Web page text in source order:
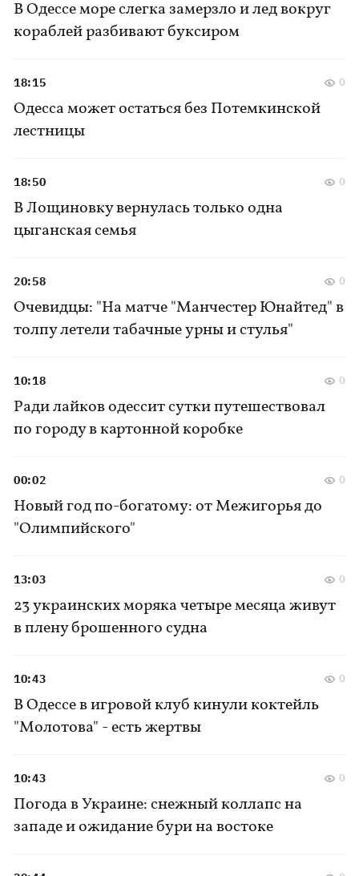
В Одессе море слегка замерзло и лед вокруг
кораблей разбивают буксиром
Одесса может остаться без Потемкинской
лестницы
18:15 0
В Лощиновку вернулась только одна
цыганская семья
18:50 0
Очевидцы: "На матче "Манчестер Юнайтед" в
толпу летели табачные урны и стулья"
20:58 0
Ради лайков одессит сутки путешествовал
по городу в картонной коробке
10:18 0
Новый год по-богатому: от Межигорья до
"Олимпийского"
00:02 0
23 украинских моряка четыре месяца живут
в плену брошенного судна
13:03 0
В Одессе в игровой клуб кинули коктейль
"Молотова" - есть жертвы
10:43 0
Погода в Украине: снежный коллапс на
западе и ожидание бури на востоке
10:43 0